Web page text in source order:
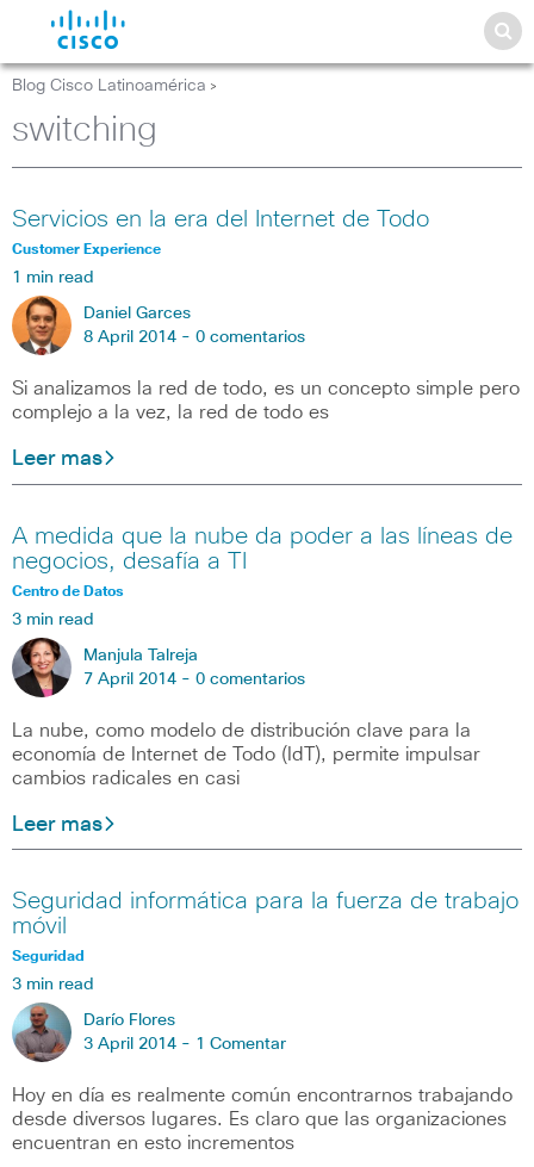
Blog Cisco Latinoamérica >
switching
Servicios en la era del Internet de Todo
Customer Experience
1 min read
Daniel Garces
8 April 2014 - 0 comentarios
Si analizamos la red de todo, es un concepto simple pero
complejo a la vez, la red de todo es
Leer mas
A medida que la nube da poder a las líneas de
negocios, desafía a TI
Centro de Datos
3 min read
Manjula Talreja
7 April 2014 - 0 comentarios
La nube, como modelo de distribución clave para la
economía de Internet de Todo (IdT), permite impulsar
cambios radicales en casi
Leer mas
Seguridad informática para la fuerza de trabajo
móvil
Seguridad
3 min read
Darío Flores
3 April 2014 - 1 Comentar
Hoy en día es realmente común encontrarnos trabajando
desde diversos lugares. Es claro que las organizaciones
encuentran en esto incrementos